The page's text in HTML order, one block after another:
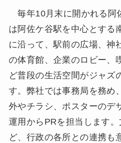
毎年10月末に開かれる阿
は阿佐ケ谷駅を中心とする
に沿って、駅前の広場、神
の体育館、企業のロビー、
ど普段の生活空間がジャズ
す。弊社では事務局を務め
外やチラシ、ポスターのデ
運用からPRを担当します
ど、行政の各所との連携も